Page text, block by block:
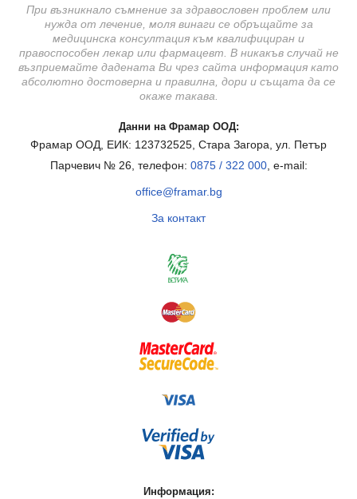
При възникнало съмнение за здравословен проблем или
нужда от лечение, моля винаги се обръщайте за
медицинска консултация към квалифициран и
правоспособен лекар или фармацевт. В никакъв случай не
възприемайте дадената Ви чрез сайта информация като
абсолютно достоверна и правилна, дори и същата да се
окаже такава.
Данни на Фрамар ООД:
Фрамар ООД, ЕИК: 123732525, Стара Загора, ул. Петър
Парчевич № 26, телефон: 0875 / 322 000, e-mail:
office@framar.bg
За контакт
Информация: